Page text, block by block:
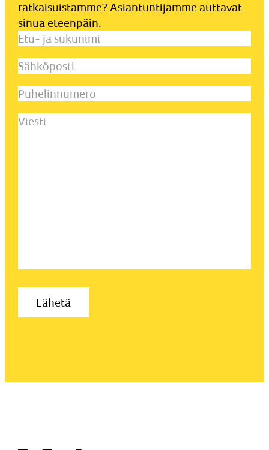
ratkaisuistamme? Asiantuntijamme auttavat
sinua eteenpäin.
Etu-
sukunimi(Pakollinen)
Sähköposti
Puhelinnumero
Viesti